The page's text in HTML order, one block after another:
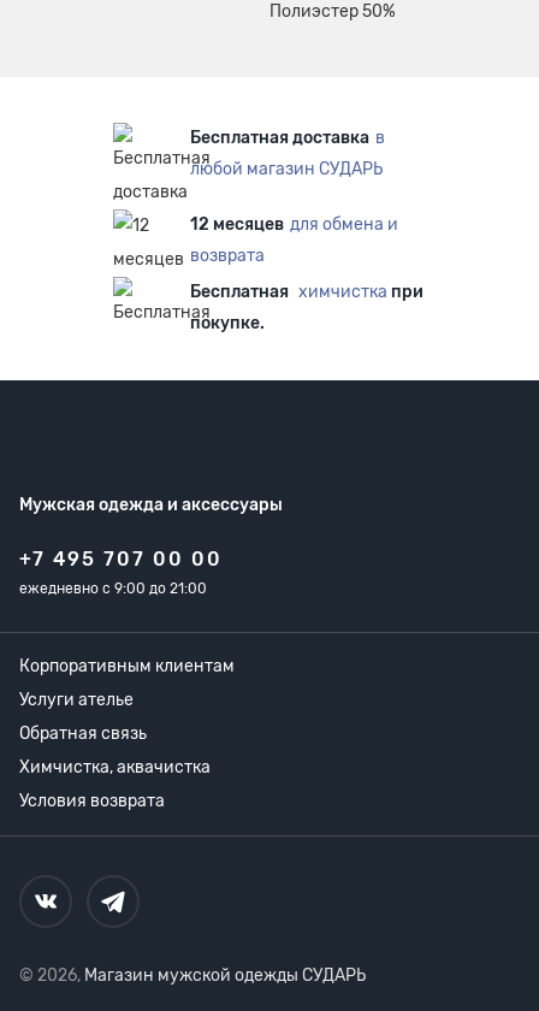
Полиэстер 50%
Бесплатная доставка в
любой магазин СУДАРЬ
12 месяцев для обмена и
возврата
Бесплатная химчистка при
покупке.
Мужская одежда и аксессуары
+7 495 707 00 00
ежедневно с 9:00 до 21:00
Корпоративным клиентам
Услуги ателье
Обратная связь
Химчистка, аквачистка
Условия возврата
© 2026, Магазин мужской одежды СУДАРЬ